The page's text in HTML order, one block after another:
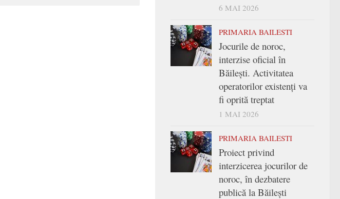
6 MAI 2026
PRIMARIA BAILESTI
Jocurile de noroc,
interzise oficial în
Băilești. Activitatea
operatorilor existenți va
fi oprită treptat
1 MAI 2026
PRIMARIA BAILESTI
Proiect privind
interzicerea jocurilor de
noroc, în dezbatere
publică la Băilești